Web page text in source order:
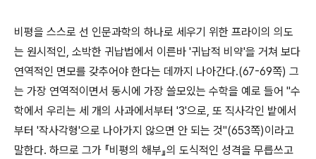
비평을 스스로 선 인문과학의 하나로 세우기 위한 프라이의 의도
는 원시적인, 소박한 귀납법에서 이른바 '귀납적 비약'을 거쳐 보다
연역적인 면모를 갖추어야 한다는 데까지 나아간다.(67-69쪽) 그
는 가장 연역적이면서 동시에 가장 쓸모있는 수학을 예로 들어 "수
학에서 우리는 세 개의 사과에서부터 '3'으로, 또 직사각인 밭에서
부터 '작사각형'으로 나아가지 않으면 안 되는 것"(653쪽)이라고
말한다. 하므로 그가 『비평의 해부』의 도식적인 성격을 무릅쓰고